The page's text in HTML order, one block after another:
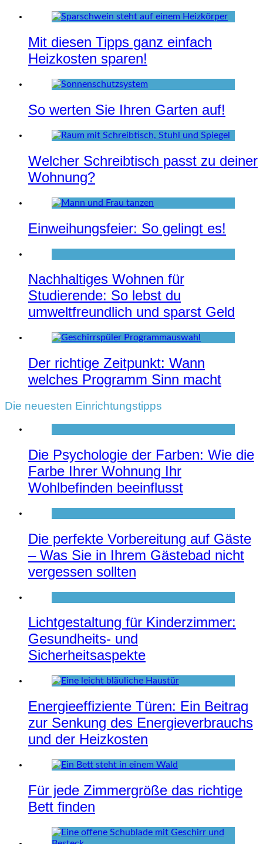
Mit diesen Tipps ganz einfach
Heizkosten sparen!
So werten Sie Ihren Garten auf!
Welcher Schreibtisch passt zu deiner
Wohnung?
Einweihungsfeier: So gelingt es!
Nachhaltiges Wohnen für
Studierende: So lebst du
umweltfreundlich und sparst Geld
Der richtige Zeitpunkt: Wann
welches Programm Sinn macht
Die neuesten Einrichtungstipps
Die Psychologie der Farben: Wie die
Farbe Ihrer Wohnung Ihr
Wohlbefinden beeinflusst
Die perfekte Vorbereitung auf Gäste
– Was Sie in Ihrem Gästebad nicht
vergessen sollten
Lichtgestaltung für Kinderzimmer:
Gesundheits- und
Sicherheitsaspekte
Energieeffiziente Türen: Ein Beitrag
zur Senkung des Energieverbrauchs
und der Heizkosten
Für jede Zimmergröße das richtige
Bett finden